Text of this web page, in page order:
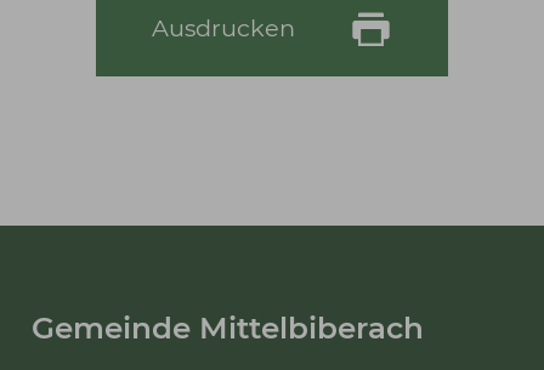
Ausdrucken
Gemeinde Mittelbiberach